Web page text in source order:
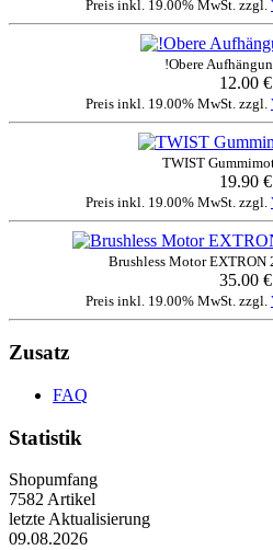
Preis inkl. 19.00% MwSt. zzgl.
!Obere
12.00 €
Preis inkl. 19.00% MwSt. zzgl.
TWIST
19.90 €
Preis inkl. 19.00% MwSt. zzgl.
Brushless Motor
35.00 €
Preis inkl. 19.00% MwSt. zzgl.
Zusatz
FAQ
Statistik
Shopumfang
7582 Artikel
letzte Aktualisierung
09.08.2026